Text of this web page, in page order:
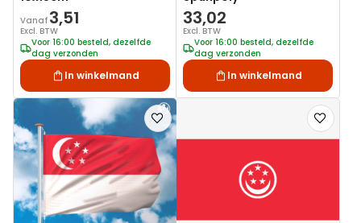
Vanaf 3,51
Excl. BTW
Voor 16:00 besteld, dezelfde
dag verzonden
In winkelmand
33,02
Excl. BTW
Voor 16:00 besteld, dezelfde
dag verzonden
In winkelmand
Voeg
toe
aan
verlanglijst
Voeg
toe